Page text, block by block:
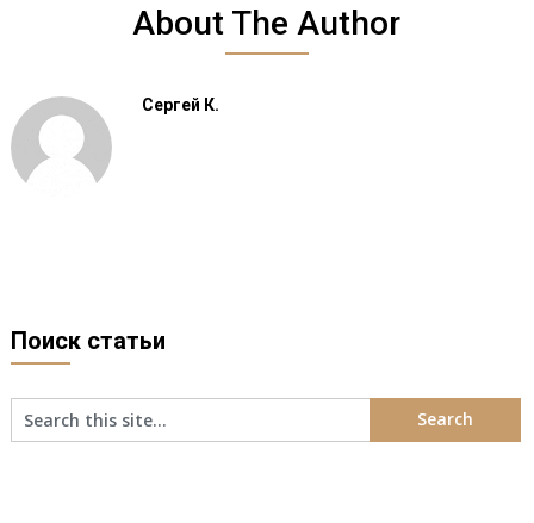
About The Author
Сергей К.
Поиск статьи